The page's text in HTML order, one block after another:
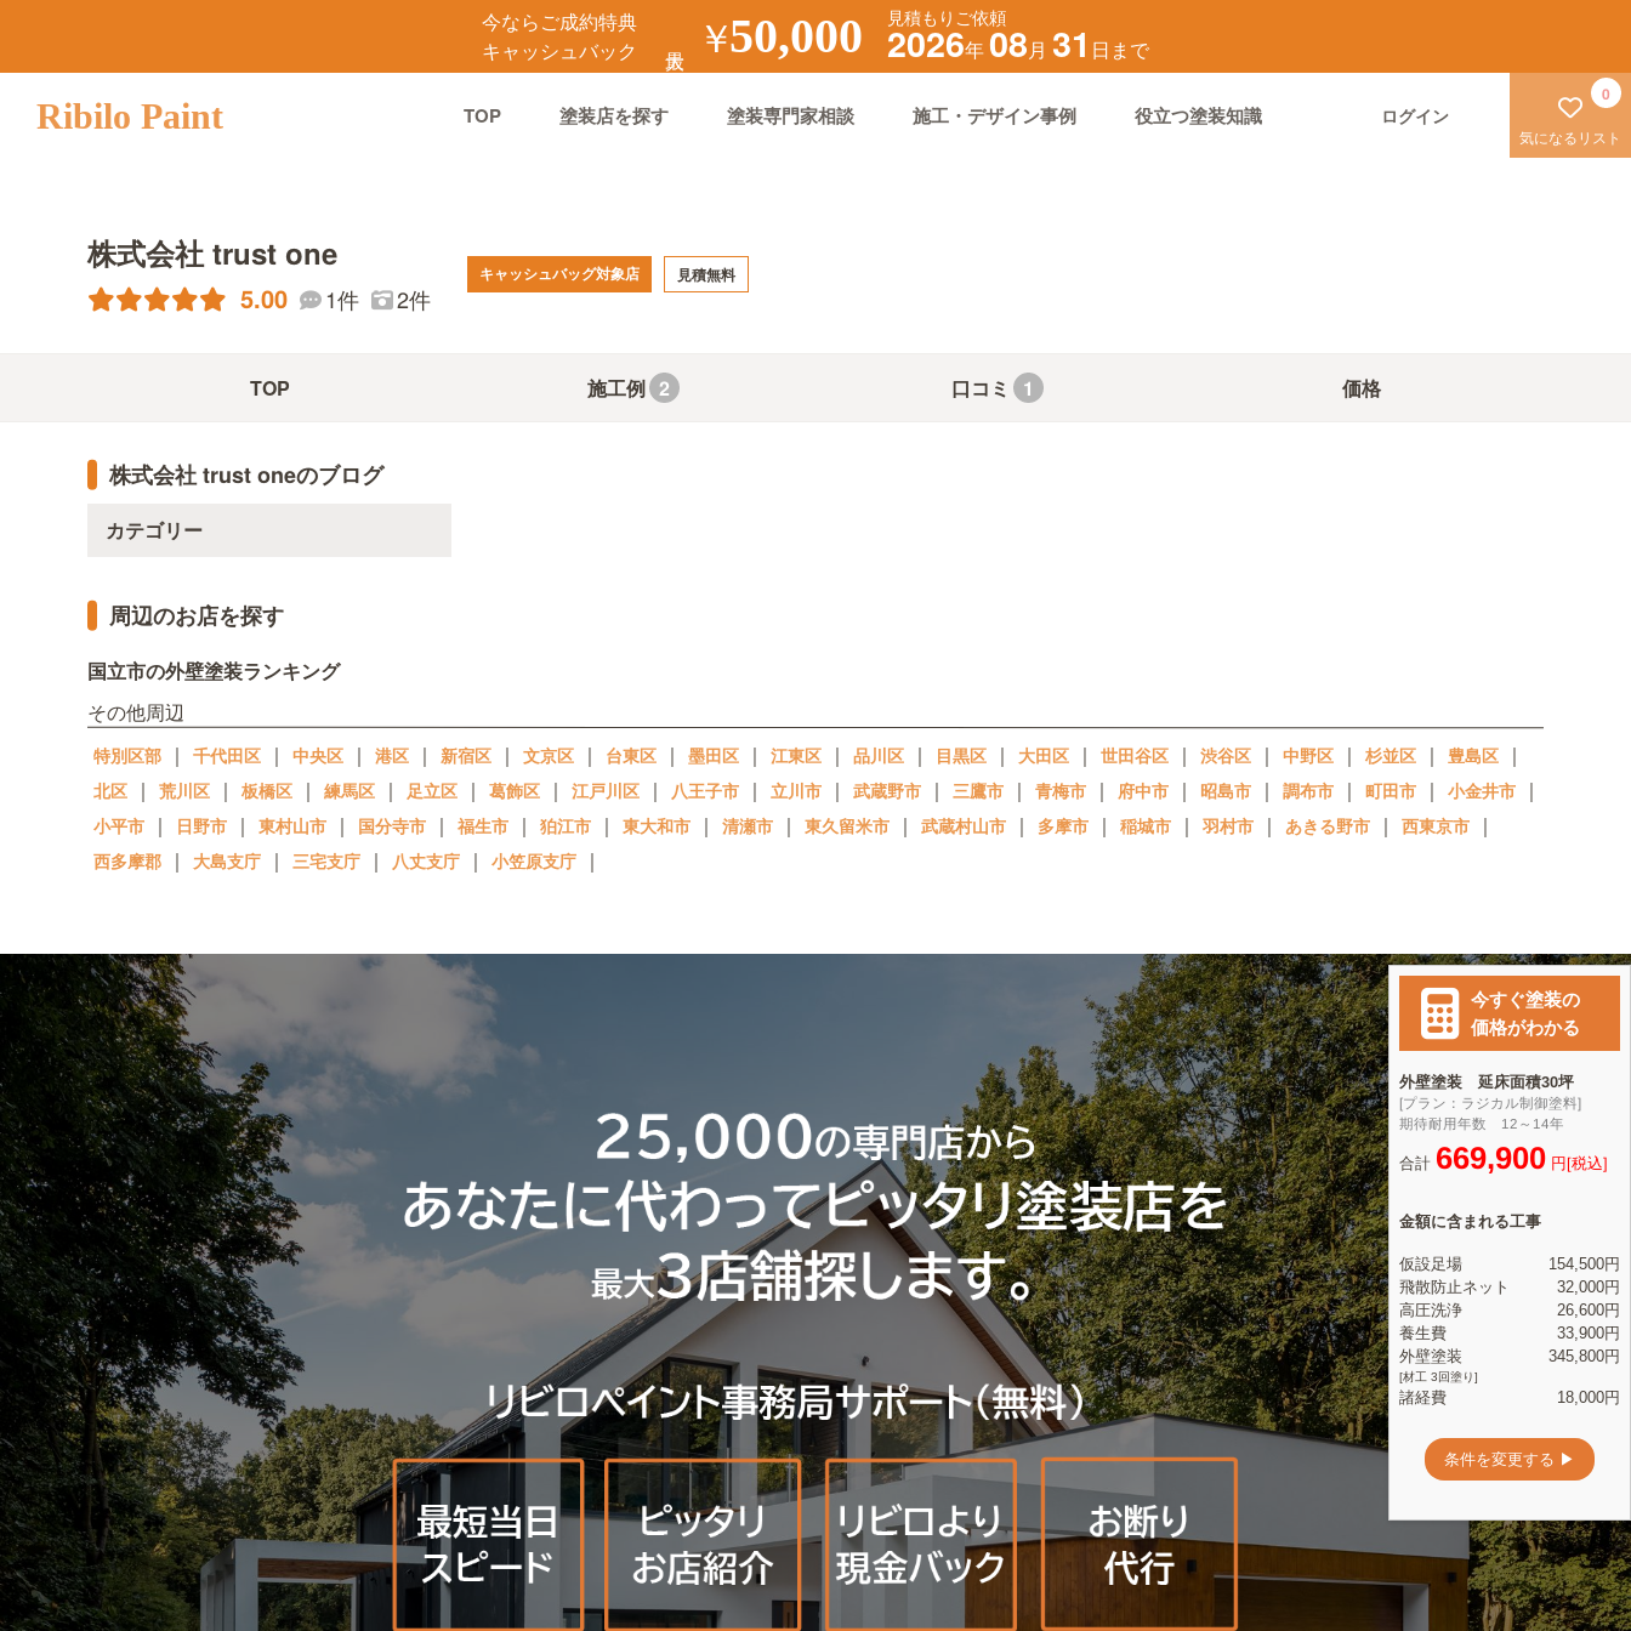
今ならご成約特典
キャッシュバック
￥50,000 見積もりご依頼
2026年08月 31 日まで
Ribilo Paint TOP 塗装店を探す 塗装専門家相談 施工・デザイン事例 役立つ塗装知識 ログイン
気になるリスト
0
株式会社 trust one
5.00 1件 2件
キャッシュバッグ対象店 見積無料
TOP 施工例 2 口コミ 1 価格
株式会社 trust oneのブログ
カテゴリー
周辺のお店を探す
国立市の外壁塗装ランキング
その他周辺
特別区部 ｜ 千代田区 ｜ 中央区 ｜ 港区 ｜ 新宿区 ｜ 文京区 ｜ 台東区 ｜ 墨田区 ｜ 江東区 ｜ 品川区 ｜ 目黒区 ｜ 大田区 ｜ 世田谷区 ｜ 渋谷区 ｜ 中野区 ｜ 杉並区 ｜ 豊島区 ｜
北区 ｜ 荒川区 ｜ 板橋区 ｜ 練馬区 ｜ 足立区 ｜ 葛飾区 ｜ 江戸川区 ｜ 八王子市 ｜ 立川市 ｜ 武蔵野市 ｜ 三鷹市 ｜ 青梅市 ｜ 府中市 ｜ 昭島市 ｜ 調布市 ｜ 町田市 ｜ 小金井市 ｜
小平市 ｜ 日野市 ｜ 東村山市 ｜ 国分寺市 ｜ 福生市 ｜ 狛江市 ｜ 東大和市 ｜ 清瀬市 ｜ 東久留米市 ｜ 武蔵村山市 ｜ 多摩市 ｜ 稲城市 ｜ 羽村市 ｜ あきる野市 ｜ 西東京市 ｜
西多摩郡 ｜ 大島支庁 ｜ 三宅支庁 ｜ 八丈支庁 ｜ 小笠原支庁 ｜